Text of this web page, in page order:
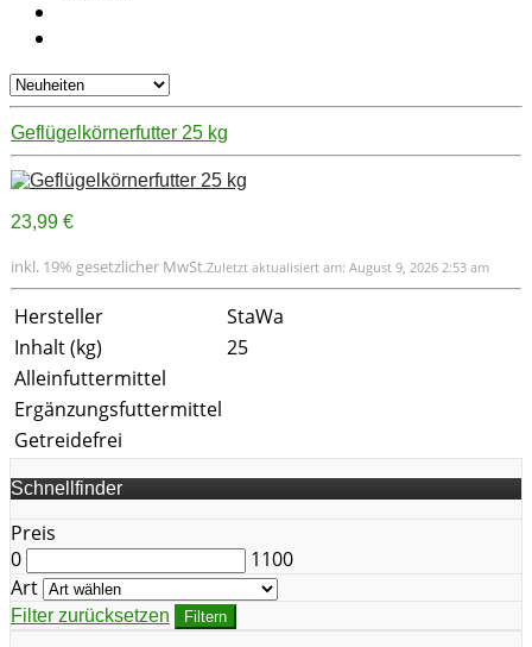
Geflügelkörnerfutter 25 kg
23,99 €
inkl. 19% gesetzlicher MwSt.Zuletzt aktualisiert am: August 9, 2026 2:53 am
Hersteller
StaWa
Inhalt (kg)
25
Alleinfuttermittel
Ergänzungsfuttermittel
Getreidefrei
Schnellfinder
Preis
0
1100
Art
Filter zurücksetzen Filtern